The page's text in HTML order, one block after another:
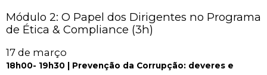
Módulo 2: O Papel dos Dirigentes no Programa
de Ética & Compliance (3h)
17 de março
18h00- 19h30 | Prevenção da Corrupção: deveres e